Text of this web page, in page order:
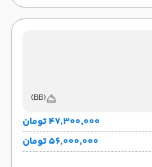
(BB)
۴۷٬۳۰۰٬۰۰۰ تومان
۵۶٬۰۰۰٬۰۰۰ تومان